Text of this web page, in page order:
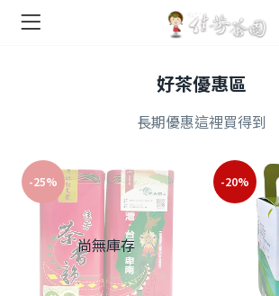
好茶優惠區
長期優惠這裡買得到
-25%
尚無庫存
-20%